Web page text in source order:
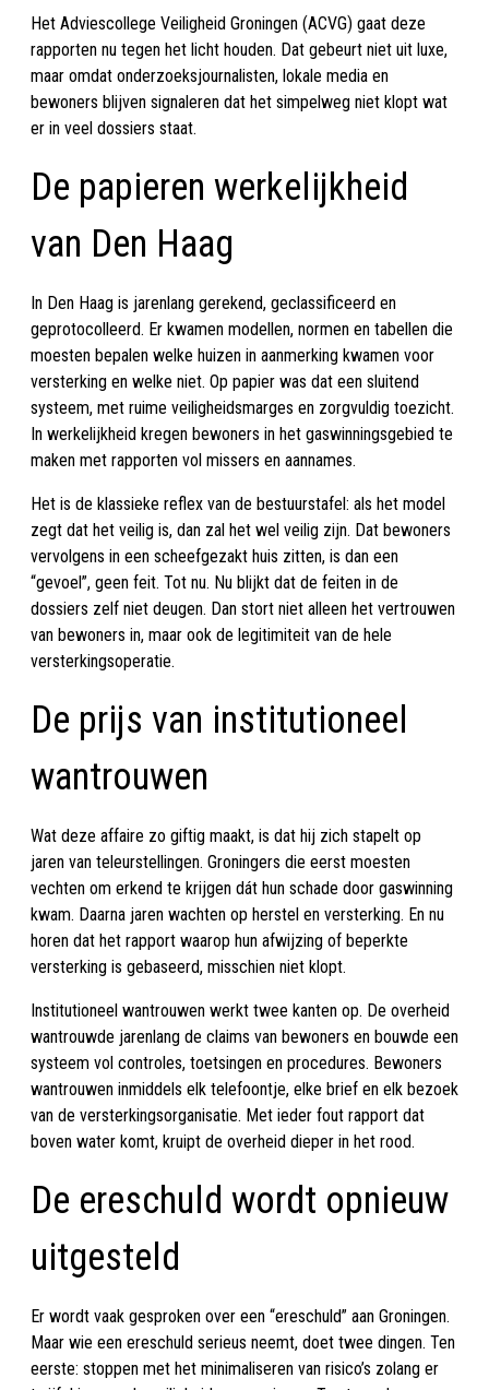
Het Adviescollege Veiligheid Groningen (ACVG) gaat deze
rapporten nu tegen het licht houden. Dat gebeurt niet uit luxe,
maar omdat onderzoeksjournalisten, lokale media en
bewoners blijven signaleren dat het simpelweg niet klopt wat
er in veel dossiers staat.
De papieren werkelijkheid
van Den Haag
In Den Haag is jarenlang gerekend, geclassificeerd en
geprotocolleerd. Er kwamen modellen, normen en tabellen die
moesten bepalen welke huizen in aanmerking kwamen voor
versterking en welke niet. Op papier was dat een sluitend
systeem, met ruime veiligheidsmarges en zorgvuldig toezicht.
In werkelijkheid kregen bewoners in het gaswinningsgebied te
maken met rapporten vol missers en aannames.
Het is de klassieke reflex van de bestuurstafel: als het model
zegt dat het veilig is, dan zal het wel veilig zijn. Dat bewoners
vervolgens in een scheefgezakt huis zitten, is dan een
“gevoel”, geen feit. Tot nu. Nu blijkt dat de feiten in de
dossiers zelf niet deugen. Dan stort niet alleen het vertrouwen
van bewoners in, maar ook de legitimiteit van de hele
versterkingsoperatie.
De prijs van institutioneel
wantrouwen
Wat deze affaire zo giftig maakt, is dat hij zich stapelt op
jaren van teleurstellingen. Groningers die eerst moesten
vechten om erkend te krijgen dát hun schade door gaswinning
kwam. Daarna jaren wachten op herstel en versterking. En nu
horen dat het rapport waarop hun afwijzing of beperkte
versterking is gebaseerd, misschien niet klopt.
Institutioneel wantrouwen werkt twee kanten op. De overheid
wantrouwde jarenlang de claims van bewoners en bouwde een
systeem vol controles, toetsingen en procedures. Bewoners
wantrouwen inmiddels elk telefoontje, elke brief en elk bezoek
van de versterkingsorganisatie. Met ieder fout rapport dat
boven water komt, kruipt de overheid dieper in het rood.
De ereschuld wordt opnieuw
uitgesteld
Er wordt vaak gesproken over een “ereschuld” aan Groningen.
Maar wie een ereschuld serieus neemt, doet twee dingen. Ten
eerste: stoppen met het minimaliseren van risico’s zolang er